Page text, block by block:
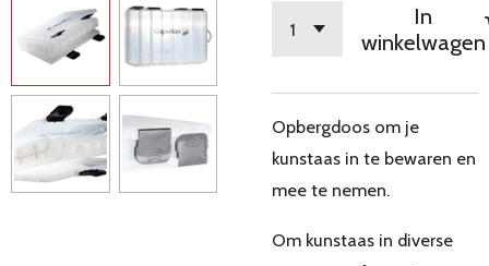
In
winkelwagen
Opbergdoos om je
kunstaas in te bewaren en
mee te nemen.
Om kunstaas in diverse